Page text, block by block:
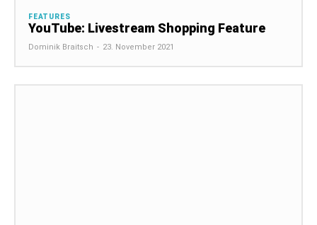
FEATURES
YouTube: Livestream Shopping Feature
Dominik Braitsch - 23. November 2021